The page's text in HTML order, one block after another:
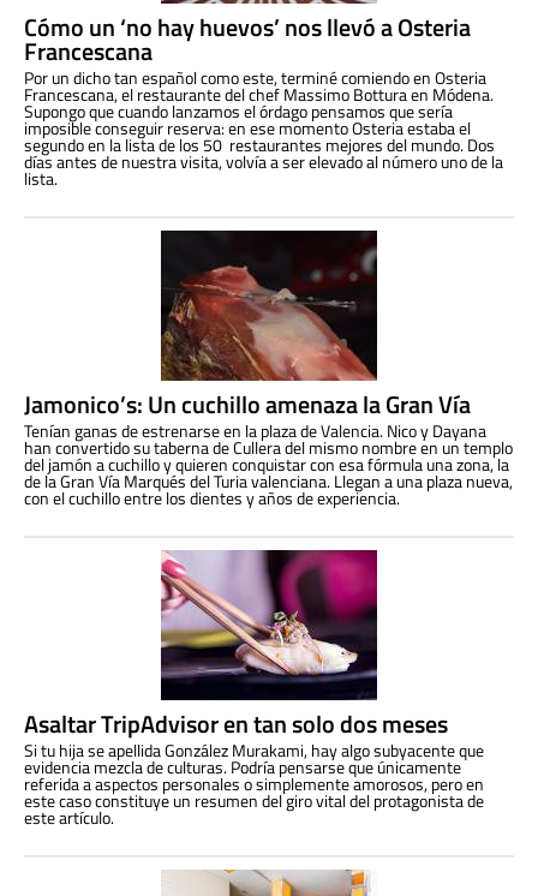
Cómo un ‘no hay huevos’ nos llevó a Osteria
Francescana
Por un dicho tan español como este, terminé comiendo en Osteria
Francescana, el restaurante del chef Massimo Bottura en Módena.
Supongo que cuando lanzamos el órdago pensamos que sería
imposible conseguir reserva: en ese momento Osteria estaba el
segundo en la lista de los 50 restaurantes mejores del mundo. Dos
días antes de nuestra visita, volvía a ser elevado al número uno de la
lista.
Jamonico’s: Un cuchillo amenaza la Gran Vía
Tenían ganas de estrenarse en la plaza de Valencia. Nico y Dayana
han convertido su taberna de Cullera del mismo nombre en un templo
del jamón a cuchillo y quieren conquistar con esa fórmula una zona, la
de la Gran Vía Marqués del Turia valenciana. Llegan a una plaza nueva,
con el cuchillo entre los dientes y años de experiencia.
Asaltar TripAdvisor en tan solo dos meses
Si tu hija se apellida González Murakami, hay algo subyacente que
evidencia mezcla de culturas. Podría pensarse que únicamente
referida a aspectos personales o simplemente amorosos, pero en
este caso constituye un resumen del giro vital del protagonista de
este artículo.